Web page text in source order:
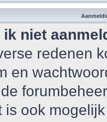
ik niet
redenen
en
is ook